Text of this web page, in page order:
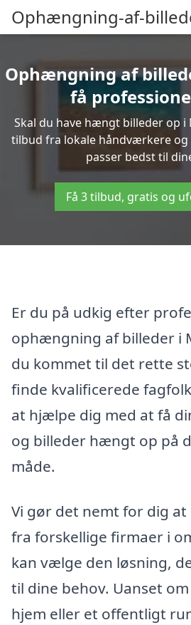
Ophængning-af-
Ophængning af
få
Skal du have hængt billeder op i
tilbud fra lokale håndværkere
passer bedst til
Få 3 tilbud, gratis og
Er du på udkig efter
ophængning af billeder i
du kommet til det rette
finde kvalificerede
at hjælpe dig med at få
og billeder hængt op på
måde.
Vi gør det nemt for dig
fra forskellige firmaer i
kan vælge den løsning,
til dine behov. Uanset
hjem eller et offentligt